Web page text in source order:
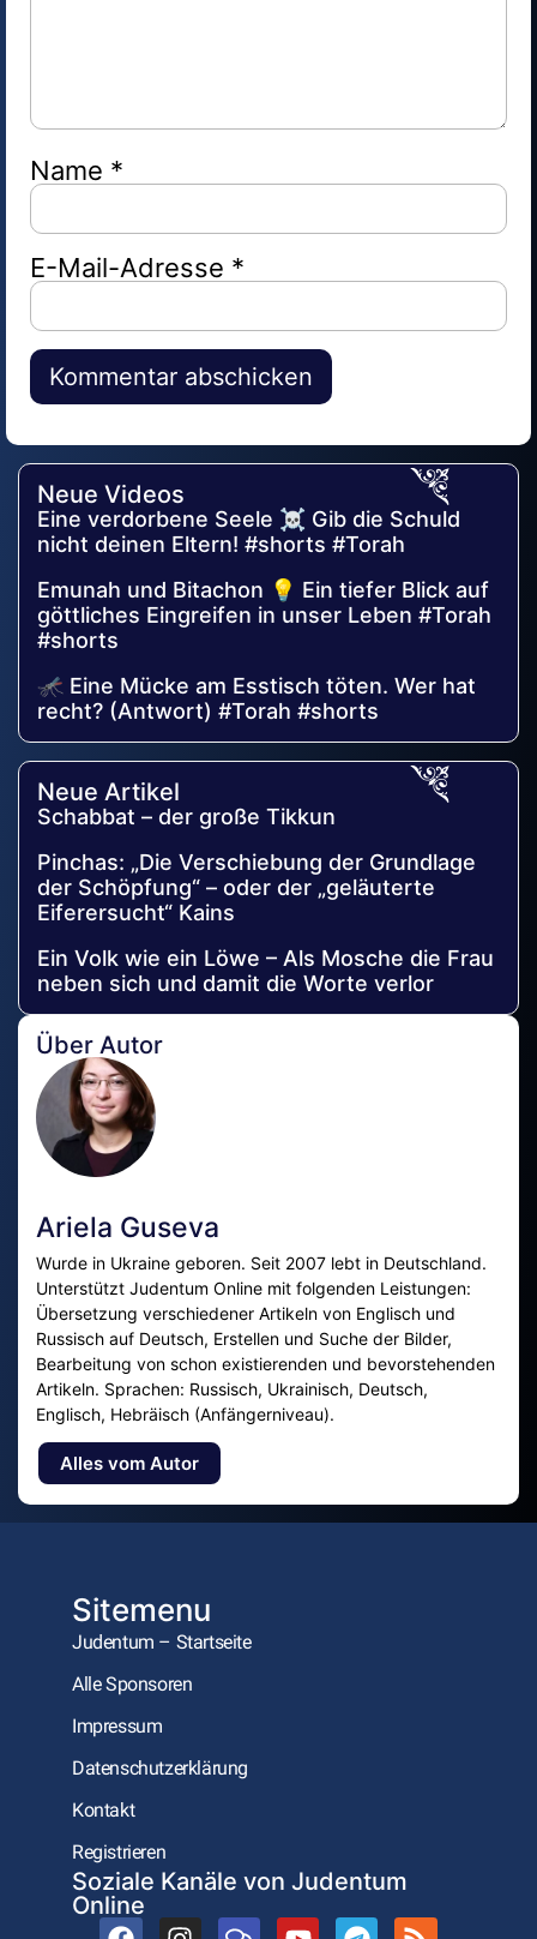
Name *
E-Mail-Adresse *
Alternative:
Neue Videos
Eine verdorbene Seele ☠️ Gib die Schuld
nicht deinen Eltern! #shorts #Torah
Emunah und Bitachon 💡 Ein tiefer Blick auf
göttliches Eingreifen in unser Leben #Torah
#shorts
🦟 Eine Mücke am Esstisch töten. Wer hat
recht? (Antwort) #Torah #shorts
Neue Artikel
Schabbat – der große Tikkun
Pinchas: „Die Verschiebung der Grundlage
der Schöpfung“ – oder der „geläuterte
Eiferersucht“ Kains
Ein Volk wie ein Löwe – Als Mosche die Frau
neben sich und damit die Worte verlor
Über Autor
Ariela Guseva
Wurde in Ukraine geboren. Seit 2007 lebt in Deutschland.
Unterstützt Judentum Online mit folgenden Leistungen:
Übersetzung verschiedener Artikeln von Englisch und
Russisch auf Deutsch, Erstellen und Suche der Bilder,
Bearbeitung von schon existierenden und bevorstehenden
Artikeln. Sprachen: Russisch, Ukrainisch, Deutsch,
Englisch, Hebräisch (Anfängerniveau).
Alles vom Autor
Sitemenu
Judentum – Startseite
Alle Sponsoren
Impressum
Datenschutzerklärung
Kontakt
Registrieren
Soziale Kanäle von Judentum
Online